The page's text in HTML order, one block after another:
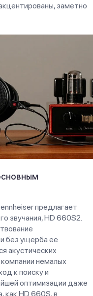
заметно
предлагает
звучания, HD 660S2.
без ущерба ее
акустических
немалых
к поиску и
оптимизации даже
как HD 660S, в